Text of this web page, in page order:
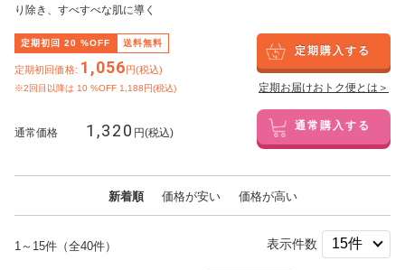
り除き、すべすべな肌に導く
定期初回 20 %OFF 送料無料
定期初回価格: 1,056円(税込)
※2回目以降は 10 %OFF 1,188円(税込)
定期購入する
定期お届けおトク便とは＞
通常価格 1,320 円(税込) 通常購入する
新着順 価格が安い 価格が高い
1～15件（全40件） 表示件数